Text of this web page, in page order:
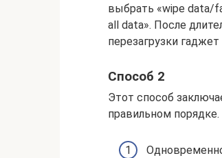
выбрать «wipe data/
all data». После
перезагрузки
Способ 2
Этот способ
правильном